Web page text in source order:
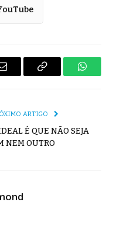
E-
Copiar
ARTIGO
É QUE NÃO SEJA
NEM OUTRO